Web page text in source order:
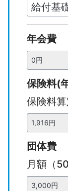
ヶ
月
分
）
年会費
保険料(
保険料
団体費
月額（